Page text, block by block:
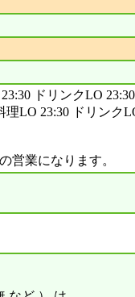
ドリンクLO
理LO 23:30 ドリンク
営業になります。